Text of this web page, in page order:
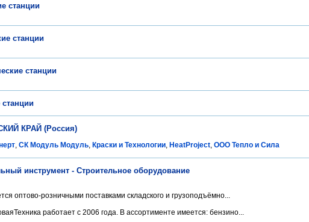
станции
станции
станции
КРАЙ (Россия)
, СК Модуль Модуль, Краски и Технологии, HeatProject, ООО Тепло и Сила
инструмент - Строительное оборудование
оптово-розничными поставками складского и грузоподъёмно...
работает с 2006 года. В ассортименте имеется: бензино...